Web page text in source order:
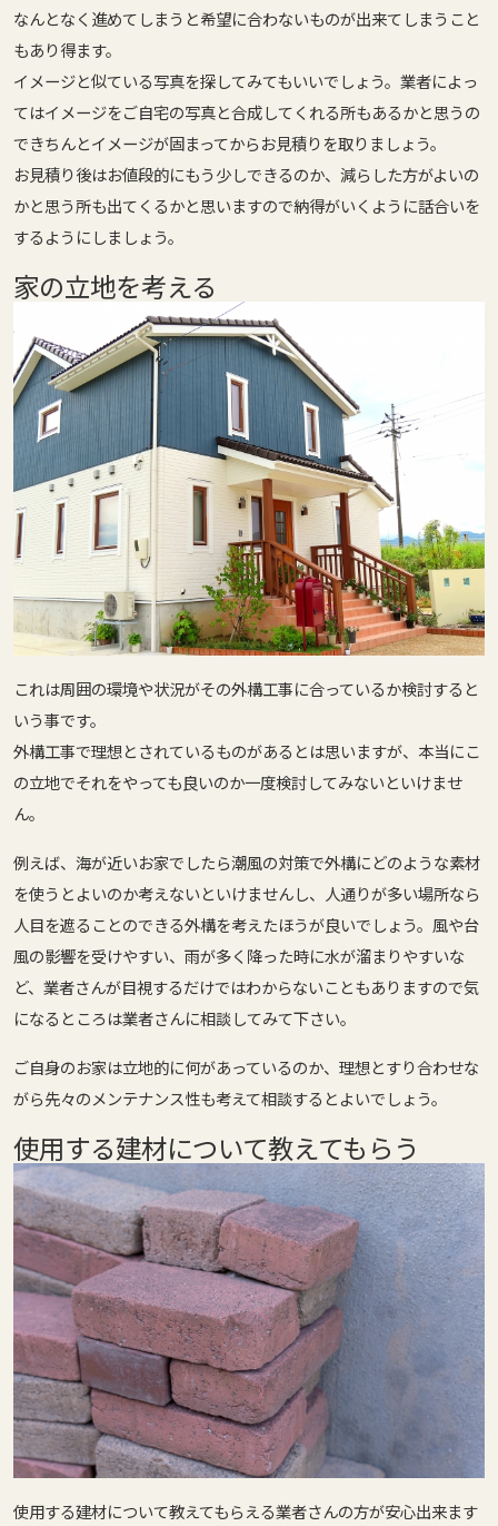
なんとなく進めてしまうと希望に合わないものが出来てしまうこと
もあり得ます。
イメージと似ている写真を探してみてもいいでしょう。業者によっ
てはイメージをご自宅の写真と合成してくれる所もあるかと思うの
できちんとイメージが固まってからお見積りを取りましょう。
お見積り後はお値段的にもう少しできるのか、減らした方がよいの
かと思う所も出てくるかと思いますので納得がいくように話合いを
するようにしましょう。
家の立地を考える
これは周囲の環境や状況がその外構工事に合っているか検討する と
いう事です。
外構工事で理想とされているものがあるとは思いますが、本当にこ
の立地でそれをやっても良いのか一度検討してみないといけませ
ん。
例えば、海が近いお家でしたら潮風の対策で外構にどのような素材
を使うとよいのか考えないといけませんし、人通りが多い場所なら
人目を遮ることのできる外構を考えたほうが良いでしょう。風や台
風の影響を受けやすい、雨が多く降った時に水が溜まりやすいな
ど、業者さんが目視するだけではわからないこともありますので気
になるところは業者さんに相談してみて下さい。
ご自身のお家は立地的に何があっているのか、理想とすり合わせな
がら先々のメンテナンス性も考えて相談するとよいでしょう。
使用する建材について教えてもらう
使用する建材について教えてもらえる業者さんの方が安心出来ます